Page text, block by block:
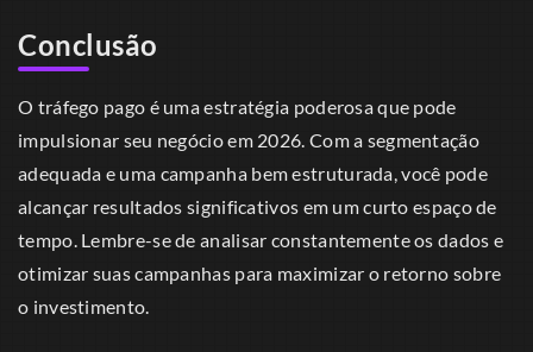
Conclusão
O tráfego pago é uma estratégia poderosa que pode
impulsionar seu negócio em 2026. Com a segmentação
adequada e uma campanha bem estruturada, você pode
alcançar resultados significativos em um curto espaço de
tempo. Lembre-se de analisar constantemente os dados e
otimizar suas campanhas para maximizar o retorno sobre
o investimento.